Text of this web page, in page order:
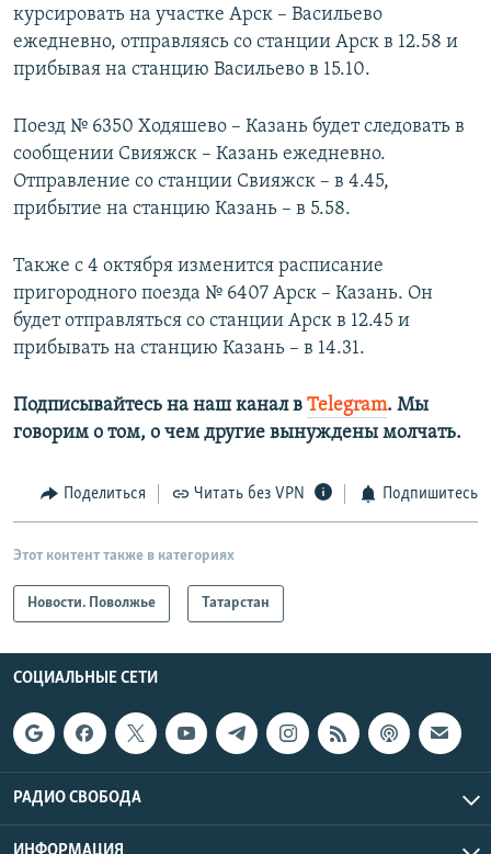
курсировать на участке Арск – Васильево
ежедневно, отправляясь со станции Арск в 12.58 и
прибывая на станцию Васильево в 15.10.
Поезд № 6350 Ходяшево – Казань будет следовать в
сообщении Свияжск – Казань ежедневно.
Отправление со станции Свияжск – в 4.45,
прибытие на станцию Казань – в 5.58.
Также с 4 октября изменится расписание
пригородного поезда № 6407 Арск – Казань. Он
будет отправляться со станции Арск в 12.45 и
прибывать на станцию Казань – в 14.31.
Подписывайтесь на наш канал в Telegram. Мы
говорим о том, о чем другие вынуждены молчать.
Поделиться Читать без VPN Подпишитесь
Этот контент также в категориях
Новости. Поволжье Татарстан
СОЦИАЛЬНЫЕ СЕТИ
РАДИО СВОБОДА